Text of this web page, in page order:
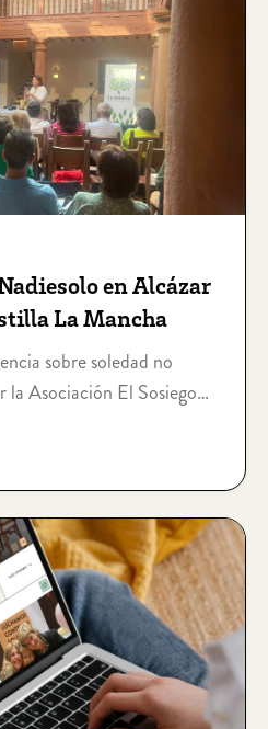
en Alcázar
La Mancha
sobre soledad no
la Asociación El Sosiego